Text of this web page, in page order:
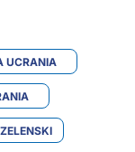
UCRANIA